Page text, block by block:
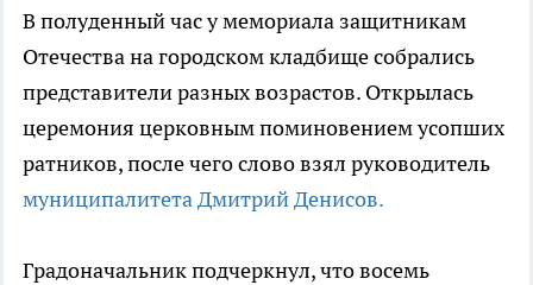
В полуденный час у мемориала защитникам
Отечества на городском кладбище собрались
представители разных возрастов. Открылась
церемония церковным поминовением усопших
ратников, после чего слово взял руководитель
муниципалитета Дмитрий Денисов.
Градоначальник подчеркнул, что восемь